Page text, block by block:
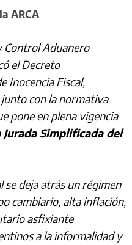
ARCA
Control Aduanero
el Decreto
Inocencia Fiscal,
junto con la normativa
pone en plena vigencia
Simplificada del
se deja atrás un régimen
cambiario, alta inflación,
asfixiante
a la informalidad y